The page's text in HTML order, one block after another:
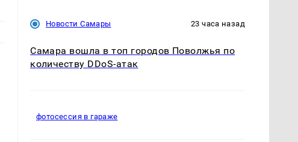
Новости Самары 23 часа назад
Самара вошла в топ городов Поволжья по
количеству DDoS-атак
фотосессия в гараже